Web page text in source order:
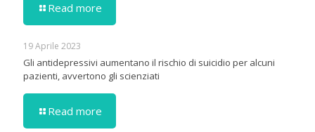
Read more
19 Aprile 2023
Gli antidepressivi aumentano il rischio di suicidio per alcuni
pazienti, avvertono gli scienziati
Read more